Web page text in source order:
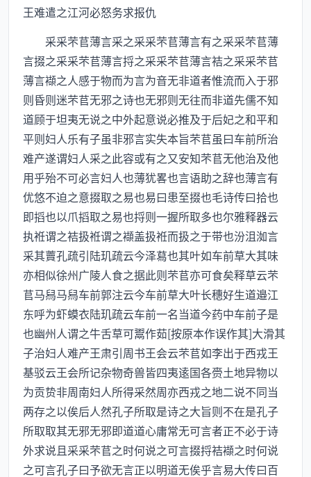
王难遣之江河必怒务求报仇
采采芣苢薄言采之采采芣苢薄言有之采采芣苢薄
言掇之采采芣苢薄言捋之采采芣苢薄言袺之采采芣苢
薄言襭之人感于物而为言为音无非道者惟流而入于邪
则昏则迷芣苢无邪之诗也无邪则无往而非道先儒不知
道顾于坦夷无说之中外起意说必推及于后妃之和平和
平则妇人乐有子虽非邪言实失本旨芣苢虽曰车前所治
难产遂谓妇人采之此容或有之又安知芣苢无他治及他
用乎殆不可必言妇人也薄犹畧也言语助之辞也薄言有
优悠不迫之意掇取之易也易曰患至掇也毛诗传曰拾也
即搯也以爪搯取之易也捋则一握所取多也尔雅释器云
执袵谓之袺扱袵谓之襭盖扱袵而扱之于带也汾沮洳言
采其藚孔疏引陆玑疏云今泽蕮也其叶如车前草大其味
亦相似徐州广陵人食之据此则芣苢亦可食矣释草云芣
苢马舄马舄车前郭注云今车前草大叶长穗好生道邉江
东呼为虾蟆衣陆玑疏云车前一名当道今药中车前子是
也幽州人谓之牛舌草可鬻作茹[按原本作误作其]大滑其
子治妇人难产王肃引周书王会云芣苢如李出于西戎王
基驳云王会所记杂物奇兽皆四夷逺国各赍土地异物以
为贡贽非周南妇人所得采然周亦西戎之地二说不同当
两存之以俟后人然孔子所取是诗之大旨则不在是孔子
所取取其无邪无邪即道道心庸常无可言者正不必于诗
外求说且采采芣苢之时何说之可言掇捋袺襭之时何说
之可言孔子曰予欲无言正以明道无俟乎言易大传曰百